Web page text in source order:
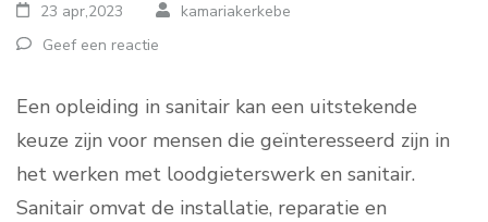
23 apr,2023
kamariakerkebe
Geef een reactie
Een opleiding in sanitair kan een uitstekende
keuze zijn voor mensen die geïnteresseerd zijn in
het werken met loodgieterswerk en sanitair.
Sanitair omvat de installatie, reparatie en